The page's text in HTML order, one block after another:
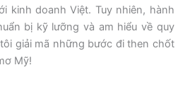
kinh doanh Việt. Tuy nhiên, hành
bị kỹ lưỡng và am hiểu về quy
giải mã những bước đi then chốt
Mỹ!